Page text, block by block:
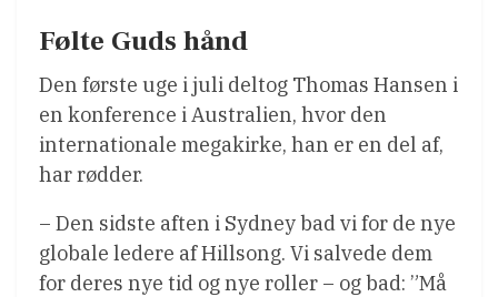
Følte Guds hånd
Den første uge i juli deltog Thomas Hansen i
en konference i Australien, hvor den
internationale megakirke, han er en del af,
har rødder.
– Den sidste aften i Sydney bad vi for de nye
globale ledere af Hillsong. Vi salvede dem
for deres nye tid og nye roller – og bad: ”Må